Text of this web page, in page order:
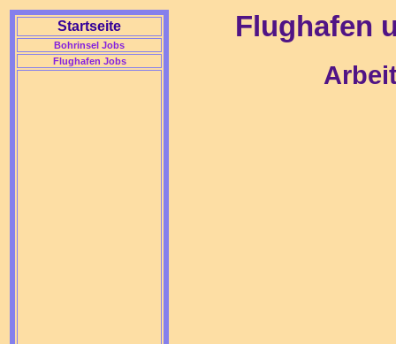
Startseite
Bohrinsel Jobs
Flughafen Jobs
Flughafen